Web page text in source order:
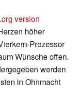
version
höher
Prozessor
Wünsche offen.
werden
in Ohnmacht